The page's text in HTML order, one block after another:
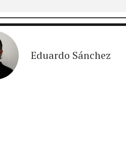
Eduardo Sánchez